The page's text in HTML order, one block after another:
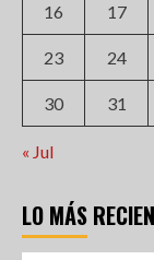
16 17
23 24
30 31
« Jul
LO MÁS